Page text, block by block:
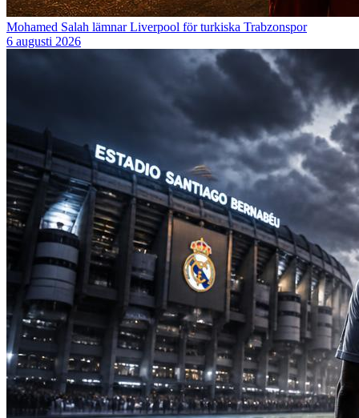
Mohamed Salah lämnar Liverpool för turkiska Trabzonspor
6 augusti 2026